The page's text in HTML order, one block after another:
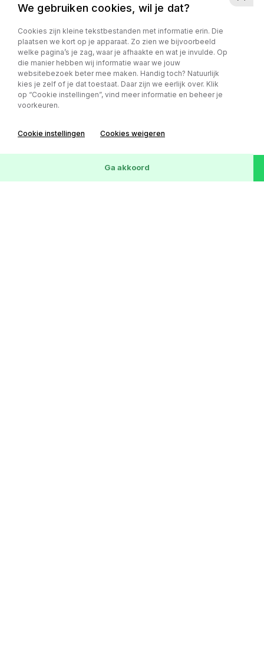
Fiat Punto
1.2 Classic*NAP*ZUINIG*
205866 km 09-02-2006Benzine € 1,- Lease € 0 p/m
We gebruiken cookies, wil je dat?
Cookies zijn kleine tekstbestanden met informatie erin. Die
plaatsen we kort op je apparaat. Zo zien we bijvoorbeeld
welke pagina’s je zag, waar je afhaakte en wat je invulde. Op
die manier hebben wij informatie waar we jouw
websitebezoek beter mee maken. Handig toch? Natuurlijk
kies je zelf of je dat toestaat. Daar zijn we eerlijk over. Klik
op “Cookie instellingen”, vind meer informatie en beheer je
voorkeuren.
Cookie instellingen Cookies weigeren
Ga akkoord